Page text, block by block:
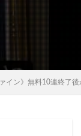
イン》無料10連終了